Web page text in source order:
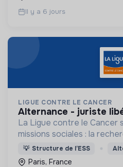
Il y a 6 jours
LIGUE CONTRE LE CANCER
alternance - juriste
La Ligue contre le Cancer
missions sociales : la
les personnes malades, la
du dépistage et l'étude &
💡 Structure de l’ESS
Paris, France